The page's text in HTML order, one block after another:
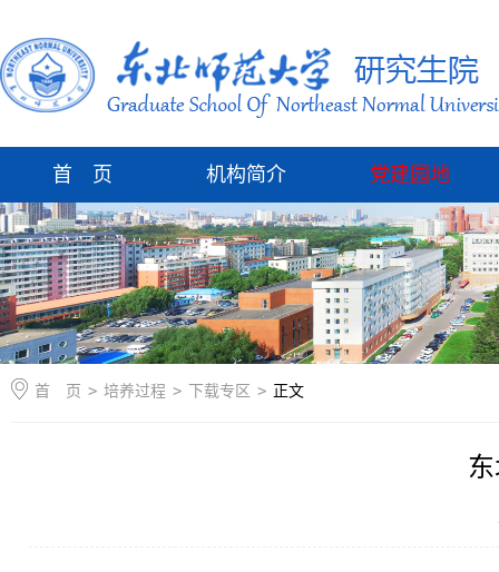
首 页 机构简介 党建园地
首 页 > 培养过程 > 下载专区 > 正文